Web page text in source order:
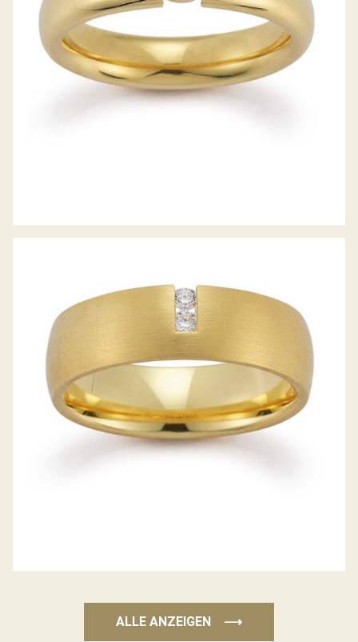
GERSTNER TRAURINGE
ALLE ANZEIGEN ⟶